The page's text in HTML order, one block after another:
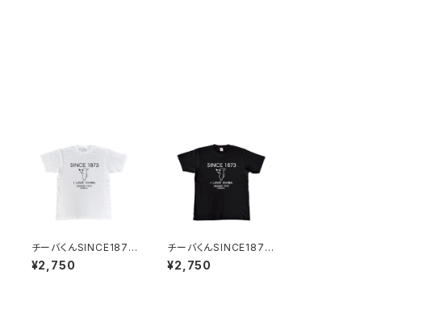
チーバくんSINCE187
3：Tシャツ Design1
（White）
¥2,750
チーバくんSINCE187
3：Tシャツ Design1（B
lack）
¥2,750